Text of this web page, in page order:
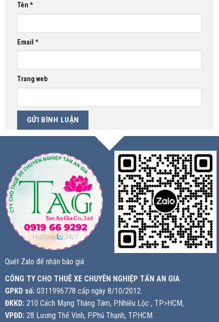
Tên *
Email *
Trang web
Quét Zalo để nhận báo giá
CÔNG TY CHO THUÊ XE CHUYÊN NGHIỆP TẤN AN GIA
GPKD số: 0311996778 cấp ngày 8/10/2012.
ĐKKD: 210 Cách Mạng Tháng Tám, P.Nhiêu Lộc , TP>HCM,
VPĐD: 28 Lương Thế Vinh, P.Phú Thạnh, TP.HCM.